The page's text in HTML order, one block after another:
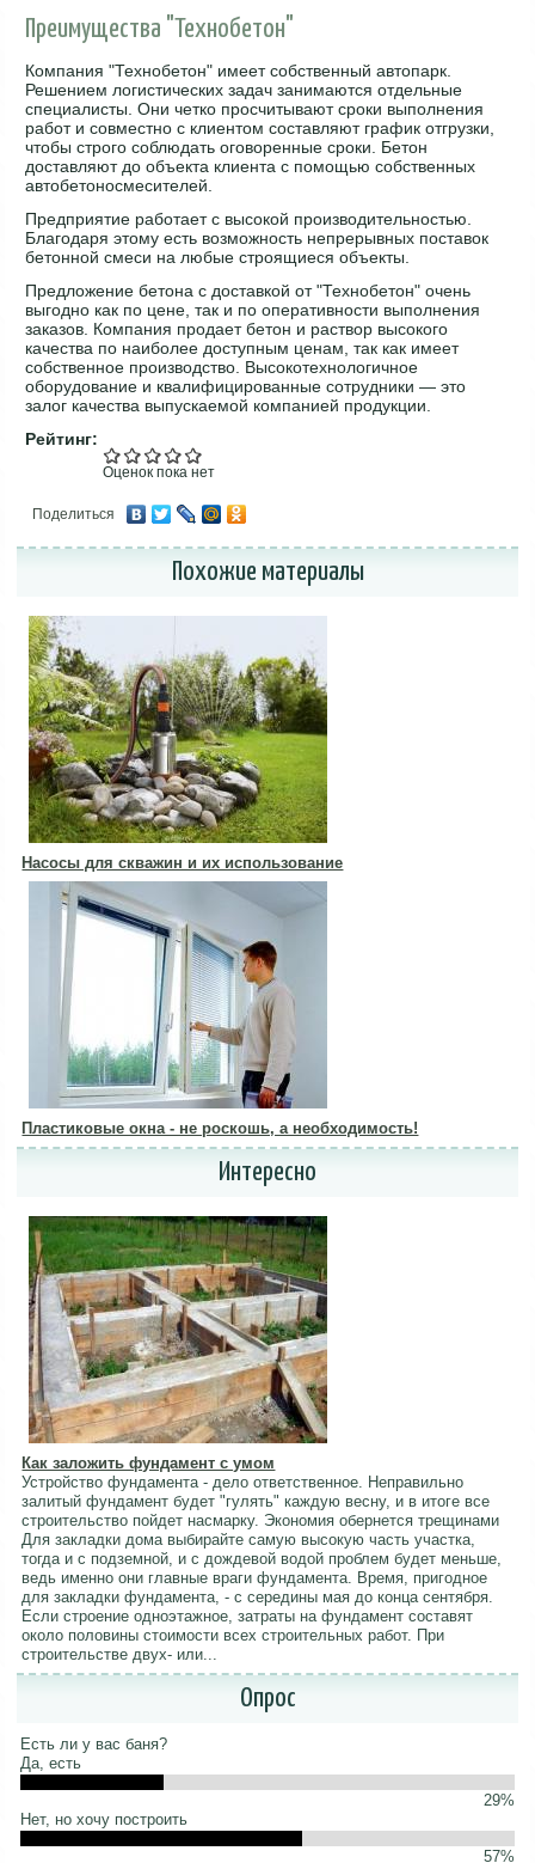
Преимущества "Технобетон"
Компания "Технобетон" имеет собственный автопарк.
Решением логистических задач занимаются отдельные
специалисты. Они четко просчитывают сроки выполнения
работ и совместно с клиентом составляют график отгрузки,
чтобы строго соблюдать оговоренные сроки. Бетон
доставляют до объекта клиента с помощью собственных
автобетоносмесителей.
Предприятие работает с высокой производительностью.
Благодаря этому есть возможность непрерывных поставок
бетонной смеси на любые строящиеся объекты.
Предложение бетона с доставкой от "Технобетон" очень
выгодно как по цене, так и по оперативности выполнения
заказов. Компания продает бетон и раствор высокого
качества по наиболее доступным ценам, так как имеет
собственное производство. Высокотехнологичное
оборудование и квалифицированные сотрудники — это
залог качества выпускаемой компанией продукции.
Рейтинг:
Оценок пока нет
Поделиться
Похожие материалы
Насосы для скважин и их использование
Пластиковые окна - не роскошь, а необходимость!
Интересно
Как заложить фундамент с умом
Устройство фундамента - дело ответственное. Неправильно
залитый фундамент будет "гулять" каждую весну, и в итоге все
строительство пойдет насмарку. Экономия обернется трещинами
Для закладки дома выбирайте самую высокую часть участка,
тогда и с подземной, и с дождевой водой проблем будет меньше,
ведь именно они главные враги фундамента. Время, пригодное
для закладки фундамента, - с середины мая до конца сентября.
Если строение одноэтажное, затраты на фундамент составят
около половины стоимости всех строительных работ. При
строительстве двух- или...
Опрос
Есть ли у вас баня?
Да, есть
29%
Нет, но хочу построить
57%